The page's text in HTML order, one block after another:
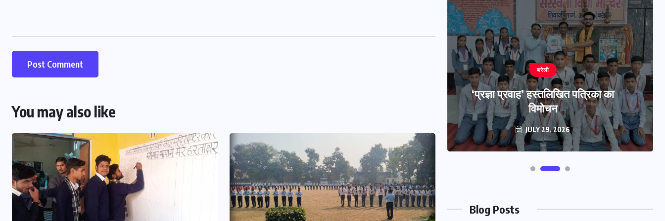
You may also likeप्रतियोगिता संपन्न
बरेली
‘प्रज्ञा प्रवाह’ हस्तलिखित पत्रिका का
विमोचन
JULY 29, 2026
Blog Posts